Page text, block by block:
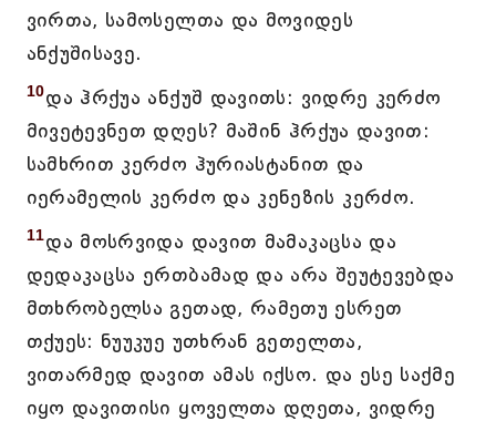
ვირთა, სამოსელთა და მოვიდეს
ანქუშისავე.
10და ჰრქუა ანქუშ დავითს: ვიდრე კერძო
მივეტევნეთ დღეს? მაშინ ჰრქუა დავით:
სამხრით კერძო ჰურიასტანით და
იერამელის კერძო და კენეზის კერძო.
11და მოსრვიდა დავით მამაკაცსა და
დედაკაცსა ერთბამად და არა შეუტევებდა
მთხრობელსა გეთად, რამეთუ ესრეთ
თქუეს: ნუუკუე უთხრან გეთელთა,
ვითარმედ დავით ამას იქსო. და ესე საქმე
იყო დავითისი ყოველთა დღეთა, ვიდრე